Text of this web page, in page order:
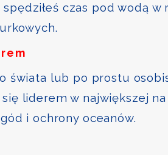
czas pod wodą w
świata lub po prostu
liderem w największej
i ochrony oceanów.